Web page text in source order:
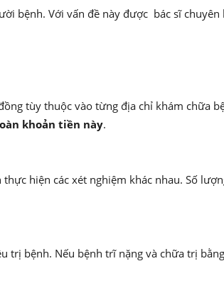
bệnh. Với vấn đề này được bác sĩ
tùy thuộc vào từng địa chỉ khám chữa
khoản tiền này.
hiện các xét nghiệm khác nhau. Số
bệnh. Nếu bệnh trĩ nặng và chữa trị